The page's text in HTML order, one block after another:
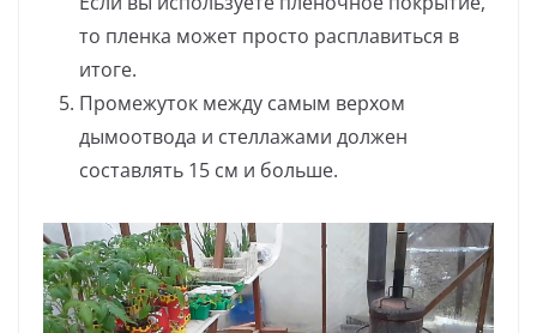
то пленка может просто расплавиться в
итоге.
Промежуток между самым верхом
дымоотвода и стеллажами должен
составлять 15 см и больше.